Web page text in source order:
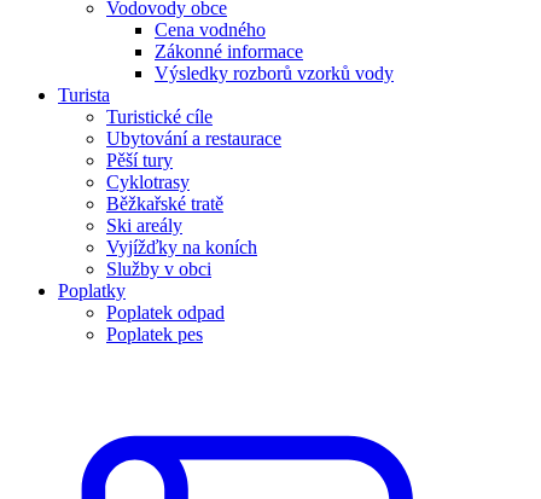
Vodovody obce
Cena vodného
Zákonné informace
Výsledky rozborů vzorků vody
Turista
Turistické cíle
Ubytování a restaurace
Pěší tury
Cyklotrasy
Běžkařské tratě
Ski areály
Vyjížďky na koních
Služby v obci
Poplatky
Poplatek odpad
Poplatek pes